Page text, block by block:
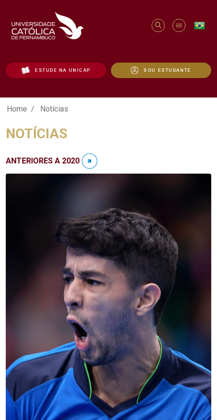
ESTUDE NA UNICAP SOU ESTUDANTE
Notícias - Unicap
Home Notícias
NOTÍCIAS
ANTERIORES A 2020